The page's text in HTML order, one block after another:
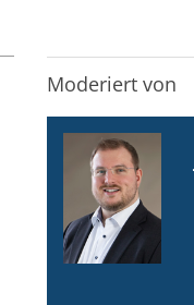
Moderiert von